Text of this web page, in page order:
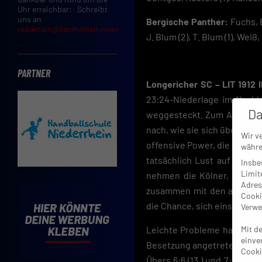
Uhr erreichbar: Schreibt
uns an
redaktion@harzhelden.news
PARTNER
Bergische Panther: Fuchs,
J. Blum (2), T. Blum (1),
Longericher SC – LIT 1912
23:24-Niederlage im
weggesteckt. Zum
nach, wie sie sich über die
offensive Power, die gegen
tatsächlich Lust auf die
nehmen die Kölner, die in
zusammen mit den auf
die Chance, sich eins der
Leichte Probleme hatte
Besetzung angetretenen
Wir
Mit